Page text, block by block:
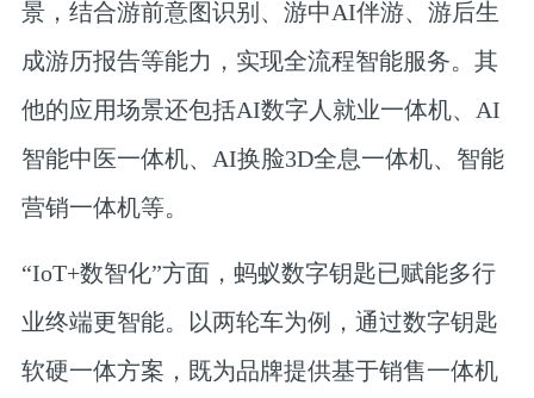
景，结合游前意图识别、游中AI伴游、游后生
成游历报告等能力，实现全流程智能服务。其
他的应用场景还包括AI数字人就业一体机、AI
智能中医一体机、AI换脸3D全息一体机、智能
营销一体机等。
“IoT+数智化”方面，蚂蚁数字钥匙已赋能多行
业终端更智能。以两轮车为例，通过数字钥匙
软硬一体方案，既为品牌提供基于销售一体机